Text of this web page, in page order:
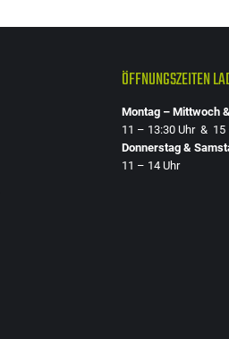
auf
ProduktseiteÖFFNUNGSZEITEN
Montag – Mittwoch
11 – 13:30 Uhr & 15
Donnerstag &
11 – 14 Uhr